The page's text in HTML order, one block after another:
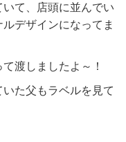
て、店頭に並んでい
デザインになってま
渡しましたよ～！
た父もラベルを見て